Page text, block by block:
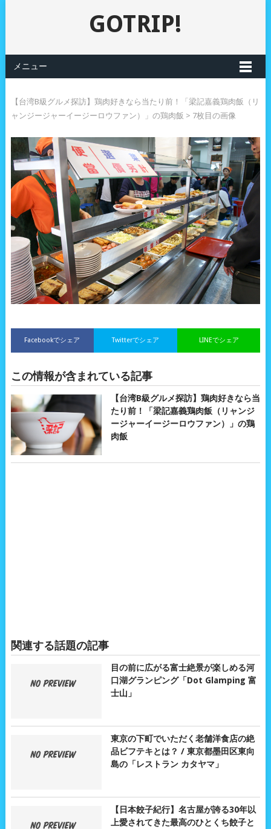
GOTRIP!
メニュー
【台湾B級グルメ探訪】鶏肉好きなら当たり前！「梁記嘉義鶏肉飯（リ
ャンジージャーイージーロウファン）」の鶏肉飯 > 7枚目の画像
Facebookでシェア LINEでシェア
Twitterでシェア
この情報が含まれている記事
【台湾B級グルメ探訪】鶏肉好きなら当
たり前！「梁記嘉義鶏肉飯（リャンジ
ージャーイージーロウファン）」の鶏
肉飯
関連する話題の記事
目の前に広がる富士絶景が楽しめる河
口湖グランピング「Dot Glamping 富
士山」
東京の下町でいただく老舗洋食店の絶
品ビフテキとは？ / 東京都墨田区東向
島の「レストラン カタヤマ」
【日本餃子紀行】名古屋が誇る30年以
上愛されてきた最高のひとくち餃子と